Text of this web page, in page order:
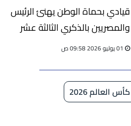
قيادي بحماة الوطن يهنئ الرئيس
والمصريين بالذكري الثالثة عشر
لثورة 30 يونيو
01 يوليو 2026 09:58 ص
كأس العالم 2026